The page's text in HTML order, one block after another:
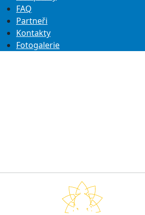
FAQ
Partneři
Kontakty
Fotogalerie